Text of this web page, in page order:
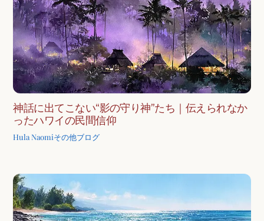
神話に出てこない“影の守り神”たち｜伝えられなか
ったハワイの民間信仰
Hula Naomiその他ブログ